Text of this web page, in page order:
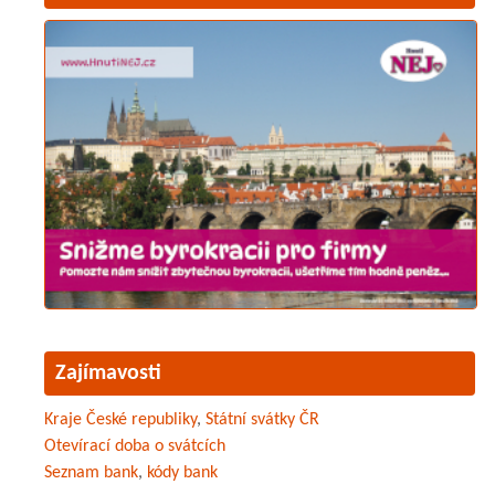
Zajímavosti
Kraje České republiky, Státní svátky ČR
Otevírací doba o svátcích
Seznam bank, kódy bank